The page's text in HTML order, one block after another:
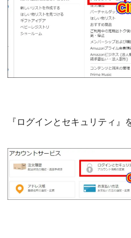
『ログインとセキュリティ』